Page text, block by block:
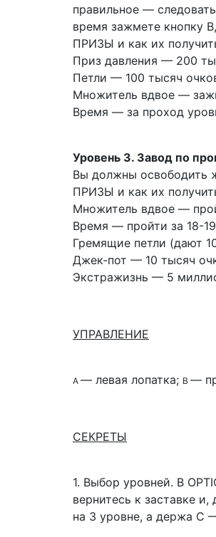
правильное —
время зажмете кнопку
ПРИЗЫ и как их
Приз давления — 200
Петли — 100 тысяч
Множитель вдвое —
Время — за проход
Уровень 3. Завод по
Вы должны освободить
ПРИЗЫ и как их
Множитель вдвое —
Время — пройти за 18-
Гремящие петли (дают
Джек-пот — 10 тысяч
Экстражизнь — 5
УПРАВЛЕНИЕ
А — левая лопатка; В —
СЕКРЕТЫ
1. Выбор уровней. В
вернитесь к заставке
на 3 уровне, а держа С